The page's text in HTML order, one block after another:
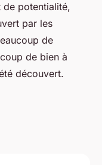
de potentialité,
par les
de
de bien à
découvert.